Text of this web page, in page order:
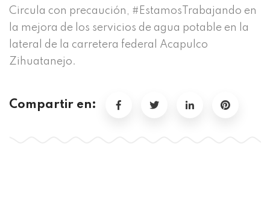
Circula con precaución, #EstamosTrabajando en
la mejora de los servicios de agua potable en la
lateral de la carretera federal Acapulco
Zihuatanejo.
Compartir en: